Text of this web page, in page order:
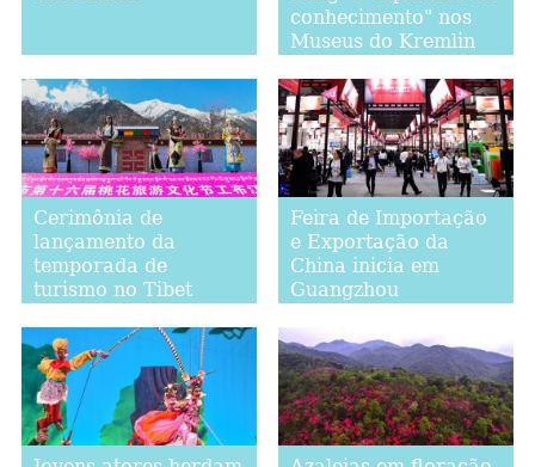
conhecimento" nos
Museus do Kremlin
Cerimônia de
lançamento da
temporada de
turismo no Tibet
Feira de Importação
e Exportação da
China inicia em
Guangzhou